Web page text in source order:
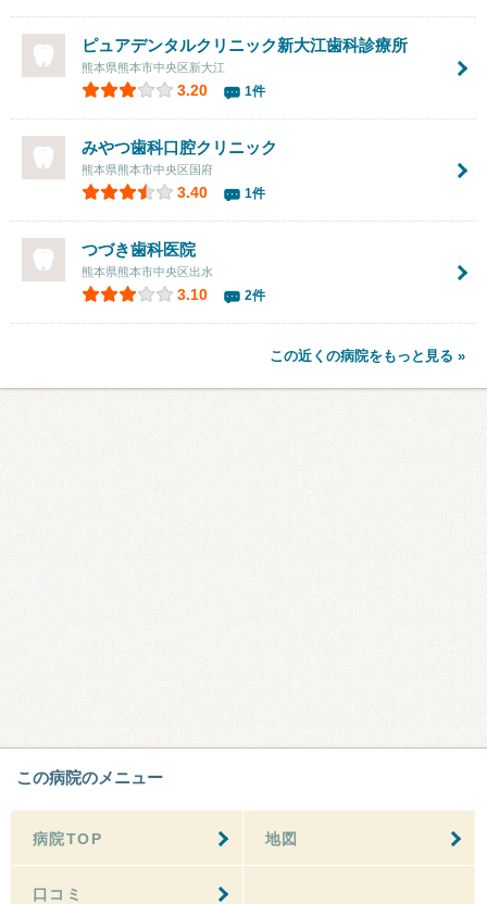
ピュアデンタルクリニック新大江歯科診療所
熊本県熊本市中央区新大江
3.20 1件
みやつ歯科口腔クリニック
熊本県熊本市中央区国府
3.40 1件
つづき歯科医院
熊本県熊本市中央区出水
3.10 2件
この近くの病院をもっと見る »
この病院のメニュー
病院TOP 地図
口コミ